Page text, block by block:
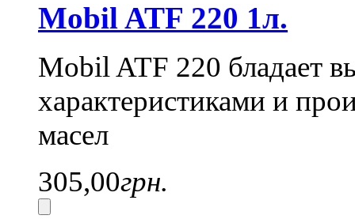
Mobil ATF 220 1л.
Mobil ATF 220 бладает
характеристиками и
масел
305,00грн.